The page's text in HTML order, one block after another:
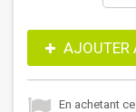
AJOUTER
En achetant